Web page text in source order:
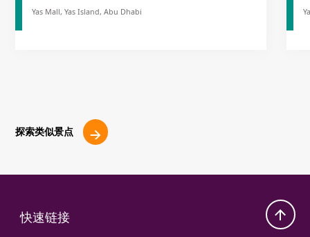
Yas Mall, Yas Island, Abu Dhabi
探索类似景点
快速链接